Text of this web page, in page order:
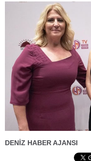
DENİZ HABER AJANSI